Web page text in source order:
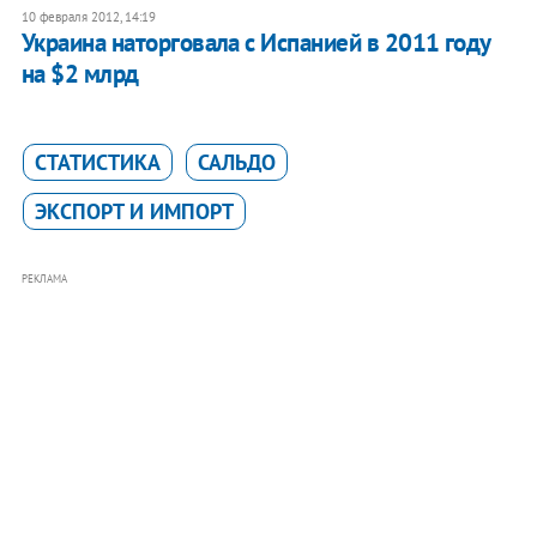
10 февраля 2012, 14:19
Украина наторговала с Испанией в 2011 году
на $2 млрд
СТАТИСТИКА
САЛЬДО
ЭКСПОРТ И ИМПОРТ
РЕКЛАМА